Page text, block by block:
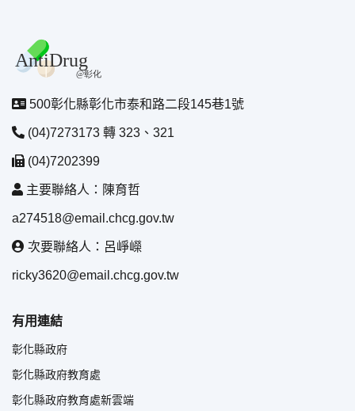
500彰化縣彰化市泰和路二段145巷1號
(04)7273173 轉 323、321
(04)7202399
主要聯絡人：陳育哲
a274518@email.chcg.gov.tw
次要聯絡人：呂崢嶸
ricky3620@email.chcg.gov.tw
有用連結
彰化縣政府
彰化縣政府教育處
彰化縣政府教育處新雲端